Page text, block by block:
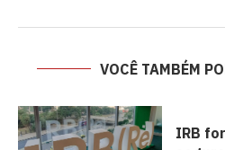
VOCÊ TAMBÉM
IRB